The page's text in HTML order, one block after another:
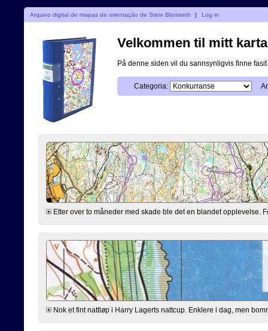
Arquivo digital de mapas de orientação de Stein Blomseth | Log in
Velkommen til mitt
På denne siden vil du sannsynligvis finne
Categoria:
Etter over to måneder med skade ble det en blandet opplevelse.
Nok et fint nattløp i Harry Lagerts nattcup. Enklere i dag, men